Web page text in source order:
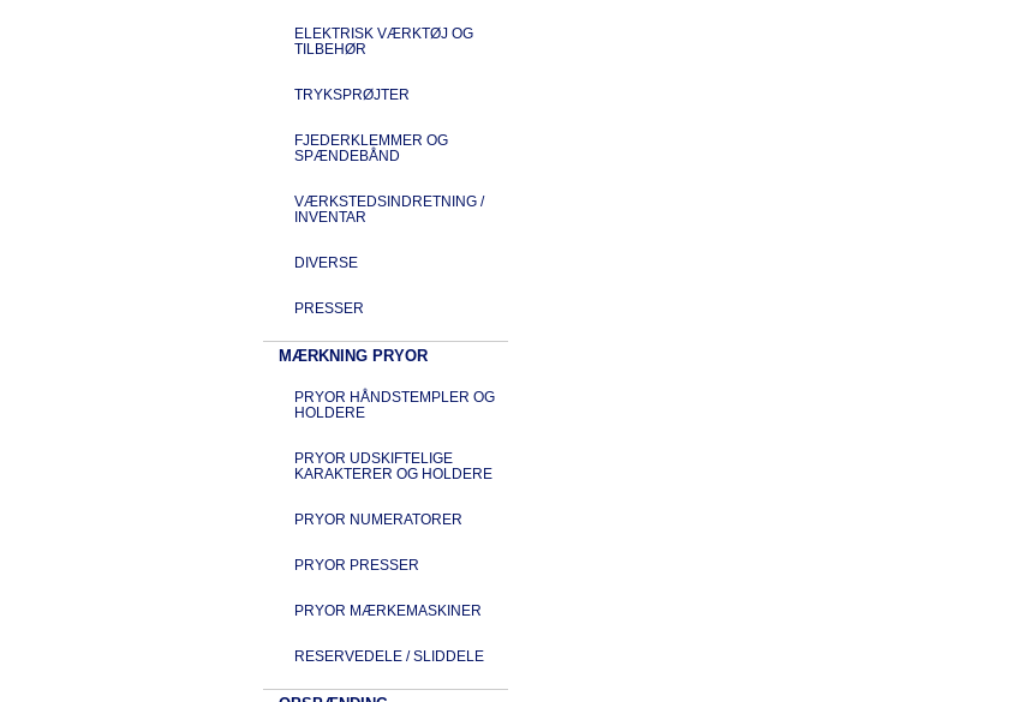
ELEKTRISK VÆRKTØJ OG
TILBEHØR
TRYKSPRØJTER
FJEDERKLEMMER OG
SPÆNDEBÅND
VÆRKSTEDSINDRETNING /
INVENTAR
DIVERSE
PRESSER
MÆRKNING PRYOR
PRYOR HÅNDSTEMPLER OG
HOLDERE
PRYOR UDSKIFTELIGE
KARAKTERER OG HOLDERE
PRYOR NUMERATORER
PRYOR PRESSER
PRYOR MÆRKEMASKINER
RESERVEDELE / SLIDDELE